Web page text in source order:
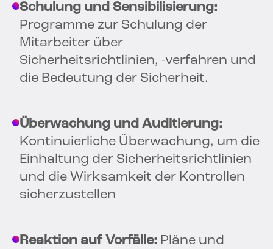
Schulung und Sensibilisierung:
Programme zur Schulung der
Mitarbeiter über
Sicherheitsrichtlinien, -verfahren und
die Bedeutung der Sicherheit.
Überwachung und Auditierung:
Kontinuierliche Überwachung, um die
Einhaltung der Sicherheitsrichtlinien
und die Wirksamkeit der Kontrollen
sicherzustellen
Reaktion auf Vorfälle: Pläne und